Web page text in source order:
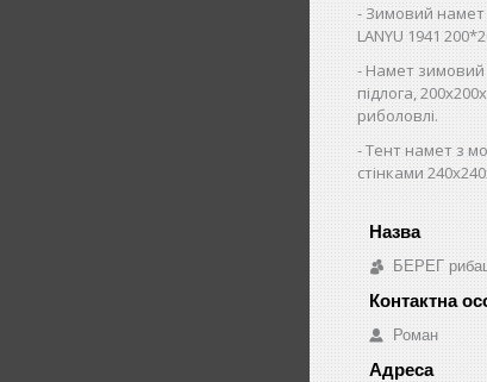
Зимовий намет
LANYU 1941
Намет зимовий
підлога,
риболовлі.
Тент намет з
стінками
БЕРЕГ
Роман